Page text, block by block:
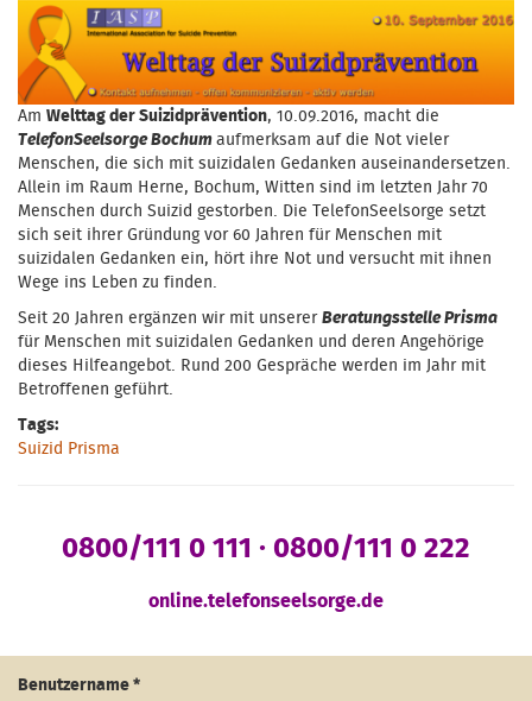
Am Welttag der Suizidprävention, 10.09.2016, macht die
TelefonSeelsorge Bochum aufmerksam auf die Not vieler
Menschen, die sich mit suizidalen Gedanken auseinandersetzen.
Allein im Raum Herne, Bochum, Witten sind im letzten Jahr 70
Menschen durch Suizid gestorben. Die TelefonSeelsorge setzt
sich seit ihrer Gründung vor 60 Jahren für Menschen mit
suizidalen Gedanken ein, hört ihre Not und versucht mit ihnen
Wege ins Leben zu finden.
Seit 20 Jahren ergänzen wir mit unserer Beratungsstelle Prisma
für Menschen mit suizidalen Gedanken und deren Angehörige
dieses Hilfeangebot. Rund 200 Gespräche werden im Jahr mit
Betroffenen geführt.
Tags:
Suizid Prisma
0800/111 0 111 · 0800/111 0 222
online.telefonseelsorge.de
Benutzername *